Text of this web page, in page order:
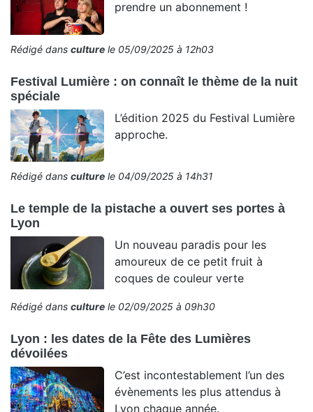
prendre un abonnement !
Rédigé dans culture le 05/09/2025 à 12h03
Festival Lumière : on connaît le thème de la nuit
spéciale
L’édition 2025 du Festival Lumière
approche.
Rédigé dans culture le 04/09/2025 à 14h31
Le temple de la pistache a ouvert ses portes à
Lyon
Un nouveau paradis pour les
amoureux de ce petit fruit à
coques de couleur verte
Rédigé dans culture le 02/09/2025 à 09h30
Lyon : les dates de la Fête des Lumières
dévoilées
C’est incontestablement l’un des
évènements les plus attendus à
Lyon chaque année.